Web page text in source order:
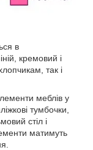
в
кремовий і
так і
меблів у
тумбочки,
стіл і
матимуть